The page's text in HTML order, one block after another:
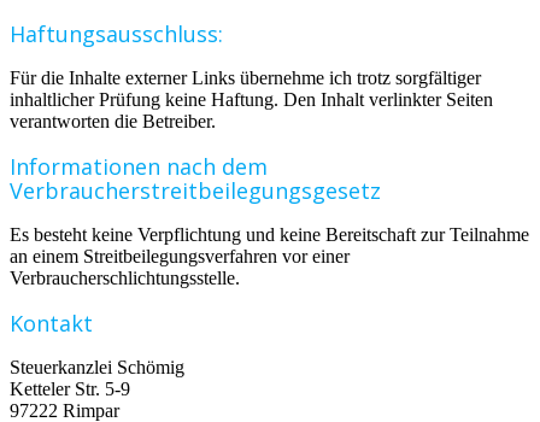
Haftungsausschluss:
Für die Inhalte externer Links übernehme ich trotz sorgfältiger
inhaltlicher Prüfung keine Haftung. Den Inhalt verlinkter Seiten
verantworten die Betreiber.
Informationen nach dem
Verbraucherstreitbeilegungsgesetz
Es besteht keine Verpflichtung und keine Bereitschaft zur Teilnahme
an einem Streitbeilegungsverfahren vor einer
Verbraucherschlichtungsstelle.
Kontakt
Steuerkanzlei Schömig
Ketteler Str. 5-9
97222 Rimpar